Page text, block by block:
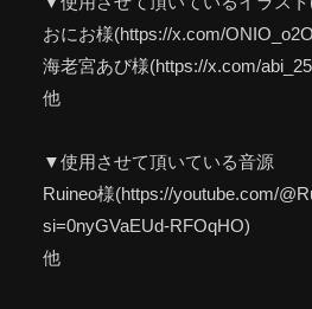
おにお様(https://x.com/
海老宮あび様(https://x.com/
他
▼使用させて頂いている音源
Ruineo様(https://youtube.com/
si=0nyGVaEUd-RFOqHO)
他